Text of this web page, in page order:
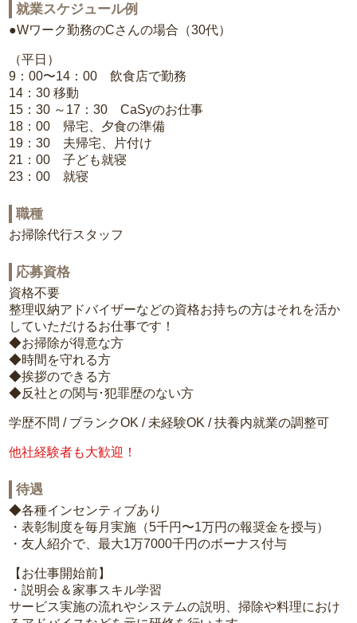
就業スケジュール例
●Wワーク勤務のCさんの場合（30代）
（平日）
9：00〜14：00 飲食店で勤務
14：30 移動
15：30 ～17：30 CaSyのお仕事
18：00 帰宅、夕食の準備
19：30 夫帰宅、片付け
21：00 子ども就寝
23：00 就寝
職種
お掃除代行スタッフ
応募資格
資格不要
整理収納アドバイザーなどの資格お持ちの方はそれを活か
していただけるお仕事です！
◆お掃除が得意な方
◆時間を守れる方
◆挨拶のできる方
◆反社との関与･犯罪歴のない方
学歴不問 / ブランクOK / 未経験OK / 扶養内就業の調整可
他社経験者も大歓迎！
待遇
◆各種インセンティブあり
・表彰制度を毎月実施（5千円〜1万円の報奨金を授与）
・友人紹介で、最大1万7000千円のボーナス付与
【お仕事開始前】
・説明会＆家事スキル学習
サービス実施の流れやシステムの説明、掃除や料理におけ